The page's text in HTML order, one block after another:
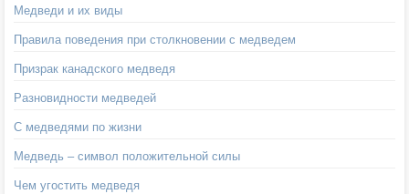
Медведи и их виды
Правила поведения при столкновении с медведем
Призрак канадского медведя
Разновидности медведей
С медведями по жизни
Медведь – символ положительной силы
Чем угостить медведя